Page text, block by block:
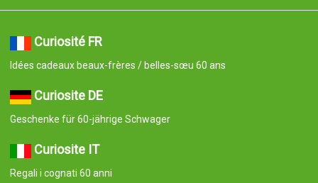
Curiosité FR
Idées cadeaux beaux-frères / belles-sœu 60 ans
Curiosite DE
Geschenke für 60-jährige Schwager
Curiosite IT
Regali i cognati 60 anni